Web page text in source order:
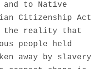
and to Native
Citizenship Act
the reality that
people held
away by slavery